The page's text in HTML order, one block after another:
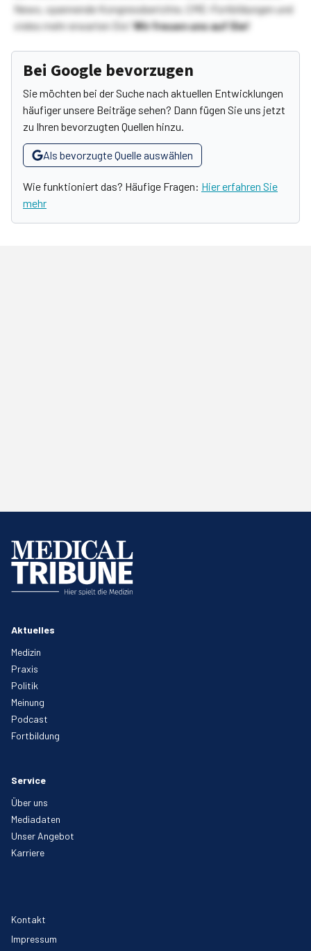
News, spannende Kongressberichte, CME-Fortbildungen und
vieles mehr erwarten Sie!Wir freuen uns auf Sie!
Bei Google bevorzugen
Sie möchten bei der Suche nach aktuellen Entwicklungen
häufiger unsere Beiträge sehen? Dann fügen Sie uns jetzt
zu Ihren bevorzugten Quellen hinzu.
Als bevorzugte Quelle auswählen
Wie funktioniert das? Häufige Fragen: Hier erfahren Sie
mehr
Aktuelles
Medizin
Praxis
Politik
Meinung
Podcast
Fortbildung
Service
Über uns
Mediadaten
Unser Angebot
Karriere
Kontakt
Impressum